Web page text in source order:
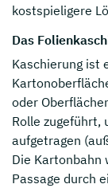
kostspieligere
Das
Kaschierung ist
oder
Rolle zugeführt,
aufgetragen
Die Kartonbahn
Passage durch